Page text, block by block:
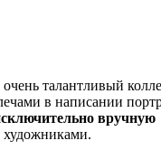
талантливый
в написании
вручную